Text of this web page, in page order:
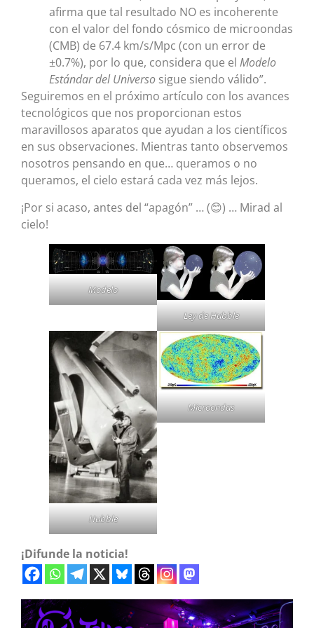
afirma que tal resultado NO es incoherente
con el valor del fondo cósmico de microondas
(CMB) de 67.4 km/s/Mpc (con un error de
±0.7%), por lo que, considera que el Modelo
Estándar del Universo sigue siendo válido”.
Seguiremos en el próximo artículo con los avances
tecnológicos que nos proporcionan estos
maravillosos aparatos que ayudan a los científicos
en sus observaciones. Mientras tanto observemos
nosotros pensando en que… queramos o no
queramos, el cielo estará cada vez más lejos.
¡Por si acaso, antes del “apagón” … (😊) … Mirad al
cielo!
Modelo
Ley de Hubble
Hubble
Microondas
¡Difunde la noticia!